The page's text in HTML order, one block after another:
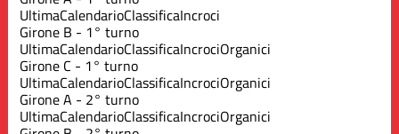
UltimaCalendarioClassificaIncroci
Girone B - 1° turno
UltimaCalendarioClassificaIncrociOrganici
Girone C - 1° turno
UltimaCalendarioClassificaIncrociOrganici
Girone A - 2° turno
UltimaCalendarioClassificaIncrociOrganici